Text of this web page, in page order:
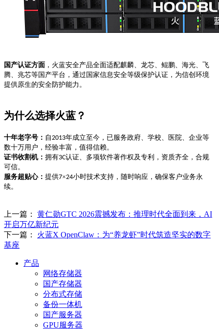
国产认证方面 ，火蓝安全产品全面适配麒麟、龙芯、鲲鹏、海光、飞
腾
兆芯等国产平台，通过国家信息安全等级保护认证，为信创环境
提供原生的安全防护能力。
为什么选择火蓝？
十年老字号： 自2013年成立至今，已服务政府、学校、医院、企业等
数十万用户，经验丰富，值得信赖。
证书收割机： 拥有3C认证、多项软件著作权及专利，资质齐全，合规
可信。
服务超贴心： 提供7×24小时技术支持，随时响应，确保客户业务永
续。
上一篇：
黄仁勋GTC 2026震撼发布：推理时代全面到来，AI
开启万亿新纪元
下一篇：
火蓝X OpenClaw：为“养龙虾”时代筑造坚实的数字
基座
产品
网络存储器
国产存储器
分布式存储
备份一体机
国产服务器
GPU服务器